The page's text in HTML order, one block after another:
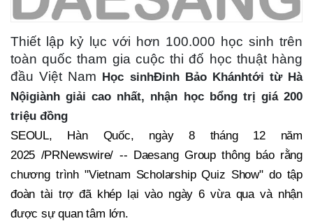
Thiết lập kỷ lục với hơn 100.000 học sinh trên
toàn quốc tham gia cuộc thi đố học thuật hàng
đầu Việt Nam Học sinhĐinh Bảo Khánhtới từ Hà
Nộigiành giải cao nhất, nhận học bổng trị giá 200
triệu đồng
SEOUL, Hàn Quốc, ngày 8 tháng 12 năm
2025 /PRNewswire/ -- Daesang Group thông báo rằng
chương trình "Vietnam Scholarship Quiz Show" do tập
đoàn tài trợ đã khép lại vào ngày 6 vừa qua và nhận
được sự quan tâm lớn.